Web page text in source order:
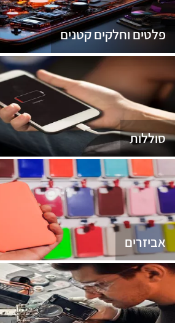
פלטים וחלקים קטנים
סוללות
אביזרים